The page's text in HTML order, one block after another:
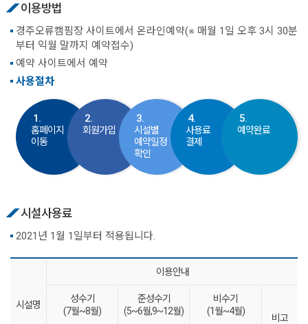
이용방법
경주오류캠핌장 사이트에서 온라인예약(※ 매월 1일 오후 3시 30분
부터 익월 말까지 예약접수)
예약 사이트에서 예약
사용절차
1.
홈페이지
이동
2.
회원가입
3.
시설별
예약일정
확인
4.
사용료
결제
5.
예약완료
시설사용료
2021년 1월 1일부터 적용됩니다.
시설명
이용안내
성수기
(7월~8월)
준성수기
(5~6월,9~12월)
비수기
(1월~4월)
비고